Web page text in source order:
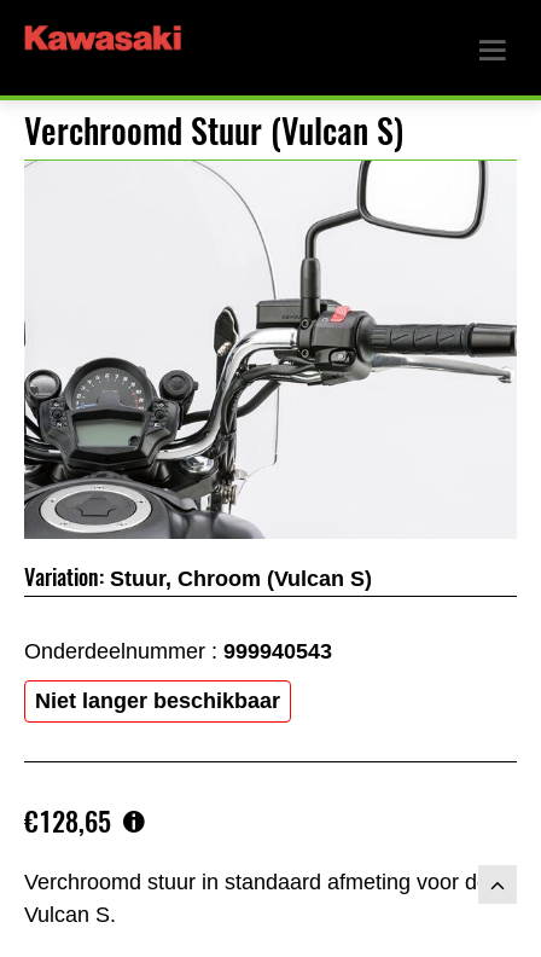
Verchroomd Stuur (Vulcan S)
Verchroomd stuur in standaard afmeting voor de
Vulcan S.
€128,65
Variation: Stuur, Chroom (Vulcan S)
Onderdeelnummer : 999940543
Niet langer beschikbaar